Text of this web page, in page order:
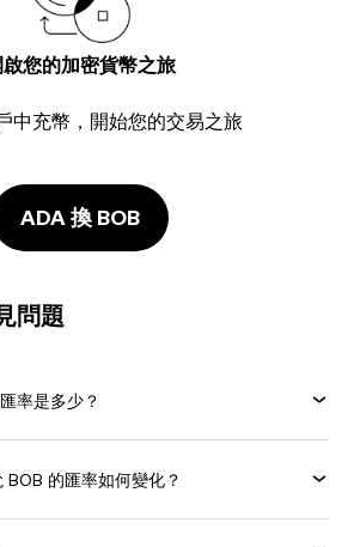
啟您的加密貨幣之旅
中充幣，開始您的交易之旅
ADA 換 BOB
問題
率是多少？
的匯率如何變化？